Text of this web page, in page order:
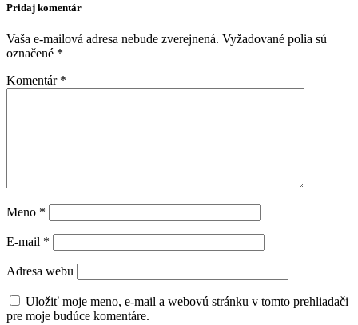
Pridaj komentár
Vaša e-mailová adresa nebude zverejnená. Vyžadované polia sú
označené *
Komentár *
Meno *
E-mail *
Adresa webu
Uložiť moje meno, e-mail a webovú stránku v tomto prehliadači
pre moje budúce komentáre.